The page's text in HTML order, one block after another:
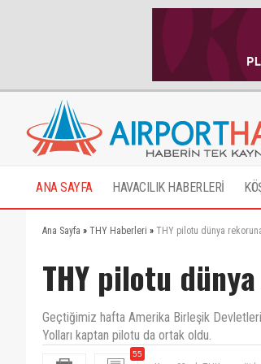
ANA SAYFA HAVACILIK HABERLERİ
Ana Sayfa » THY Haberleri » THY pilotu dünya
THY pilotu
Geçtiğimiz hafta Amerika Birleşik
Yolları kaptan pilotu da ortak oldu.
55